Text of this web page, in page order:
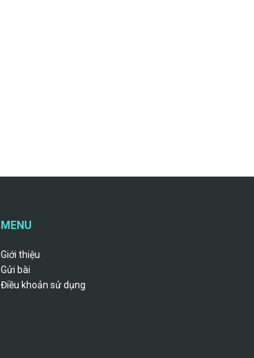
MENU
Giới thiệu
Gửi bài
Điều khoản sử dụng